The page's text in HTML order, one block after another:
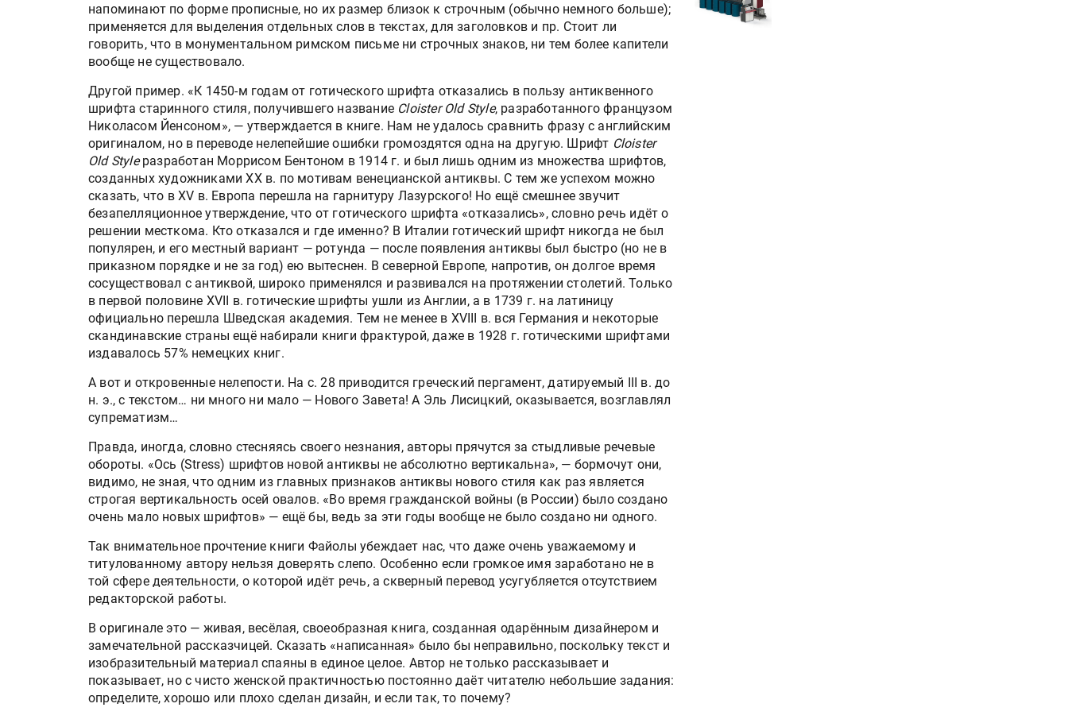
напоминают по форме прописные, но их размер близок к строчным (обычно немного больше);
применяется для выделения отдельных слов в текстах, для заголовков и пр. Стоит ли
говорить, что в монументальном римском письме ни строчных знаков, ни тем более капители
вообще не существовало.
Другой пример. «К 1450-м годам от готического шрифта отказались в пользу антиквенного
шрифта старинного стиля, получившего название Cloister Old Style, разработанного французом
Николасом Йенсоном», — утверждается в книге. Нам не удалось сравнить фразу с английским
оригиналом, но в переводе нелепейшие ошибки громоздятся одна на другую. Шрифт Cloister
Old Styleразработан Моррисом Бентоном в 1914 г. и был лишь одним из множества шрифтов,
созданных художниками XX в. по мотивам венецианской антиквы. С тем же успехом можно
сказать, что в XV в. Европа перешла на гарнитуру Лазурского! Но ещё смешнее звучит
безапелляционное утверждение, что от готического шрифта «отказались», словно речь идёт о
решении месткома. Кто отказался и где именно? В Италии готический шрифт никогда не был
популярен, и его местный вариант — ротунда — после появления антиквы был быстро (но не в
приказном порядке и не за год) ею вытеснен. В северной Европе, напротив, он долгое время
сосуществовал с антиквой, широко применялся и развивался на протяжении столетий. Только
в первой половине XVII в. готические шрифты ушли из Англии, а в 1739 г. на латиницу
официально перешла Шведская академия. Тем не менее в XVIII в. вся Германия и некоторые
скандинавские страны ещё набирали книги фрактурой, даже в 1928 г. готическими шрифтами
издавалось 57% немецких книг.
А вот и откровенные нелепости. На с. 28 приводится греческий пергамент, датируемый III в. до
н. э., с текстом… ни много ни мало — Нового Завета! А Эль Лисицкий, оказывается, возглавлял
супрематизм…
Правда, иногда, словно стесняясь своего незнания, авторы прячутся за стыдливые речевые
обороты. «Ось (Stress) шрифтов новой антиквы не абсолютно вертикальна», — бормочут они,
видимо, не зная, что одним из главных признаков антиквы нового стиля как раз является
строгая вертикальность осей овалов. «Во время гражданской войны (в России) было создано
очень мало новых шрифтов» — ещё бы, ведь за эти годы вообще не было создано ни одного.
Так внимательное прочтение книги Файолы убеждает нас, что даже очень уважаемому и
титулованному автору нельзя доверять слепо. Особенно если громкое имя заработано не в
той сфере деятельности, о которой идёт речь, а скверный перевод усугубляется отсутствием
редакторской работы.
В оригинале это — живая, весёлая, своеобразная книга, созданная одарённым дизайнером и
замечательной рассказчицей. Сказать «написанная» было бы неправильно, поскольку текст и
изобразительный материал спаяны в единое целое. Автор не только рассказывает и
показывает, но с чисто женской практичностью постоянно даёт читателю небольшие задания:
определите, хорошо или плохо сделан дизайн, и если так, то почему?